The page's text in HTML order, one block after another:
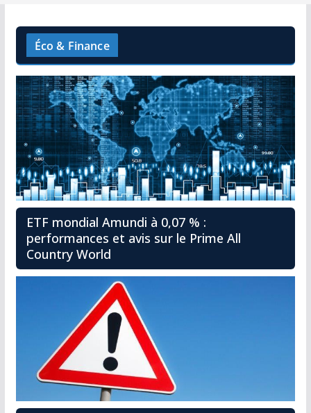
Éco & Finance
ETF mondial Amundi à 0,07 % :
performances et avis sur le Prime All
Country World